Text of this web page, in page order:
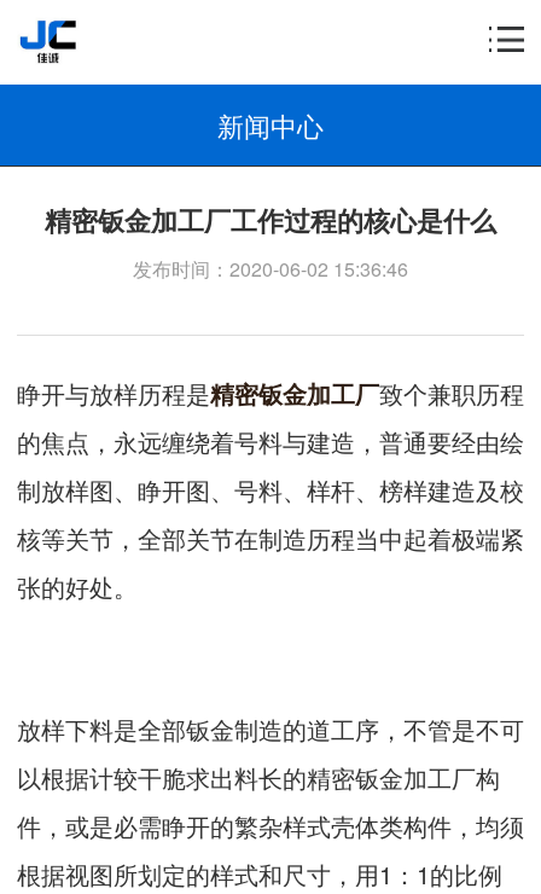
新闻中心
精密钣金加工厂工作过程的核心是什么
发布时间：2020-06-02 15:36:46
睁开与放样历程是精密钣金加工厂致个兼职历程
的焦点，永远缠绕着号料与建造，普通要经由绘
制放样图、睁开图、号料、样杆、榜样建造及校
核等关节，全部关节在制造历程当中起着极端紧
张的好处。
放样下料是全部钣金制造的道工序，不管是不可
以根据计较干脆求出料长的精密钣金加工厂构
件，或是必需睁开的繁杂样式壳体类构件，均须
根据视图所划定的样式和尺寸，用1：1的比例